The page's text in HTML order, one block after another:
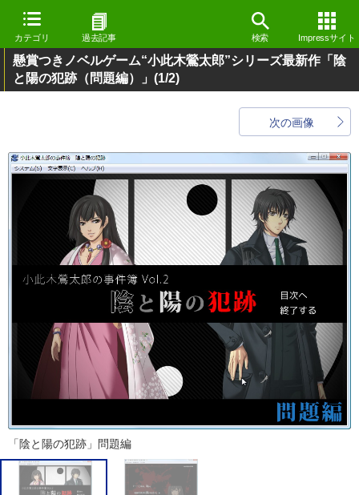
カテゴリ 過去記事 検索 Impressサイト
懸賞つきノベルゲーム“小此木鶯太郎”シリーズ最新作「陰
と陽の犯跡（問題編）」 (1/2)
次の画像
「陰と陽の犯跡」問題編